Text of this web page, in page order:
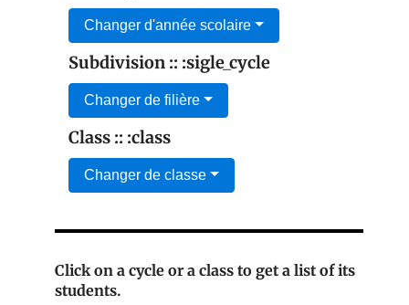
Changer d'année scolaire
Subdivision :: :sigle_cycle
Changer de filière
Class :: :class
Changer de classe
Click on a cycle or a class to get a list of its
students.